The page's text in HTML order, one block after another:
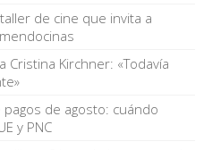
de cine que invita a
Kirchner: «Todavía
de agosto: cuándo
y PNC